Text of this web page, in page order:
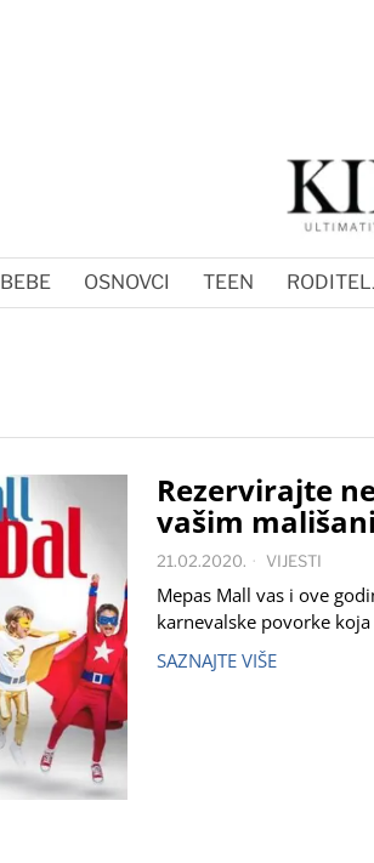
BEBE OSNOVCI TEEN
Rezervirajte
vašim
21.02.2020. VIJESTI
Mepas Mall vas i ove
karnevalske povorke
SAZNAJTE VIŠE